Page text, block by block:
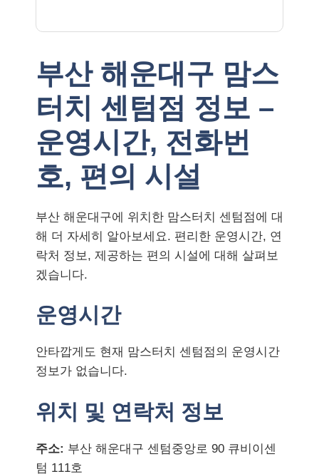
부산 해운대구 맘스
터치 센텀점 정보 –
운영시간, 전화번
호, 편의 시설
부산 해운대구에 위치한 맘스터치 센텀점에 대
해 더 자세히 알아보세요. 편리한 운영시간, 연
락처 정보, 제공하는 편의 시설에 대해 살펴보
겠습니다.
운영시간
안타깝게도 현재 맘스터치 센텀점의 운영시간
정보가 없습니다.
위치 및 연락처 정보
주소: 부산 해운대구 센텀중앙로 90 큐비이센
텀 111호